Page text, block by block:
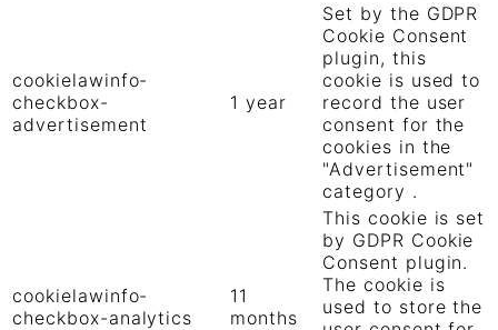
cookielawinfo-
checkbox-
advertisement
1 year
Set by the GDPR
Cookie Consent
plugin, this
cookie is used to
record the user
consent for the
cookies in the
"Advertisement"
category .
cookielawinfo-
checkbox-analytics
11
months
This cookie is set
by GDPR Cookie
Consent plugin.
The cookie is
used to store the